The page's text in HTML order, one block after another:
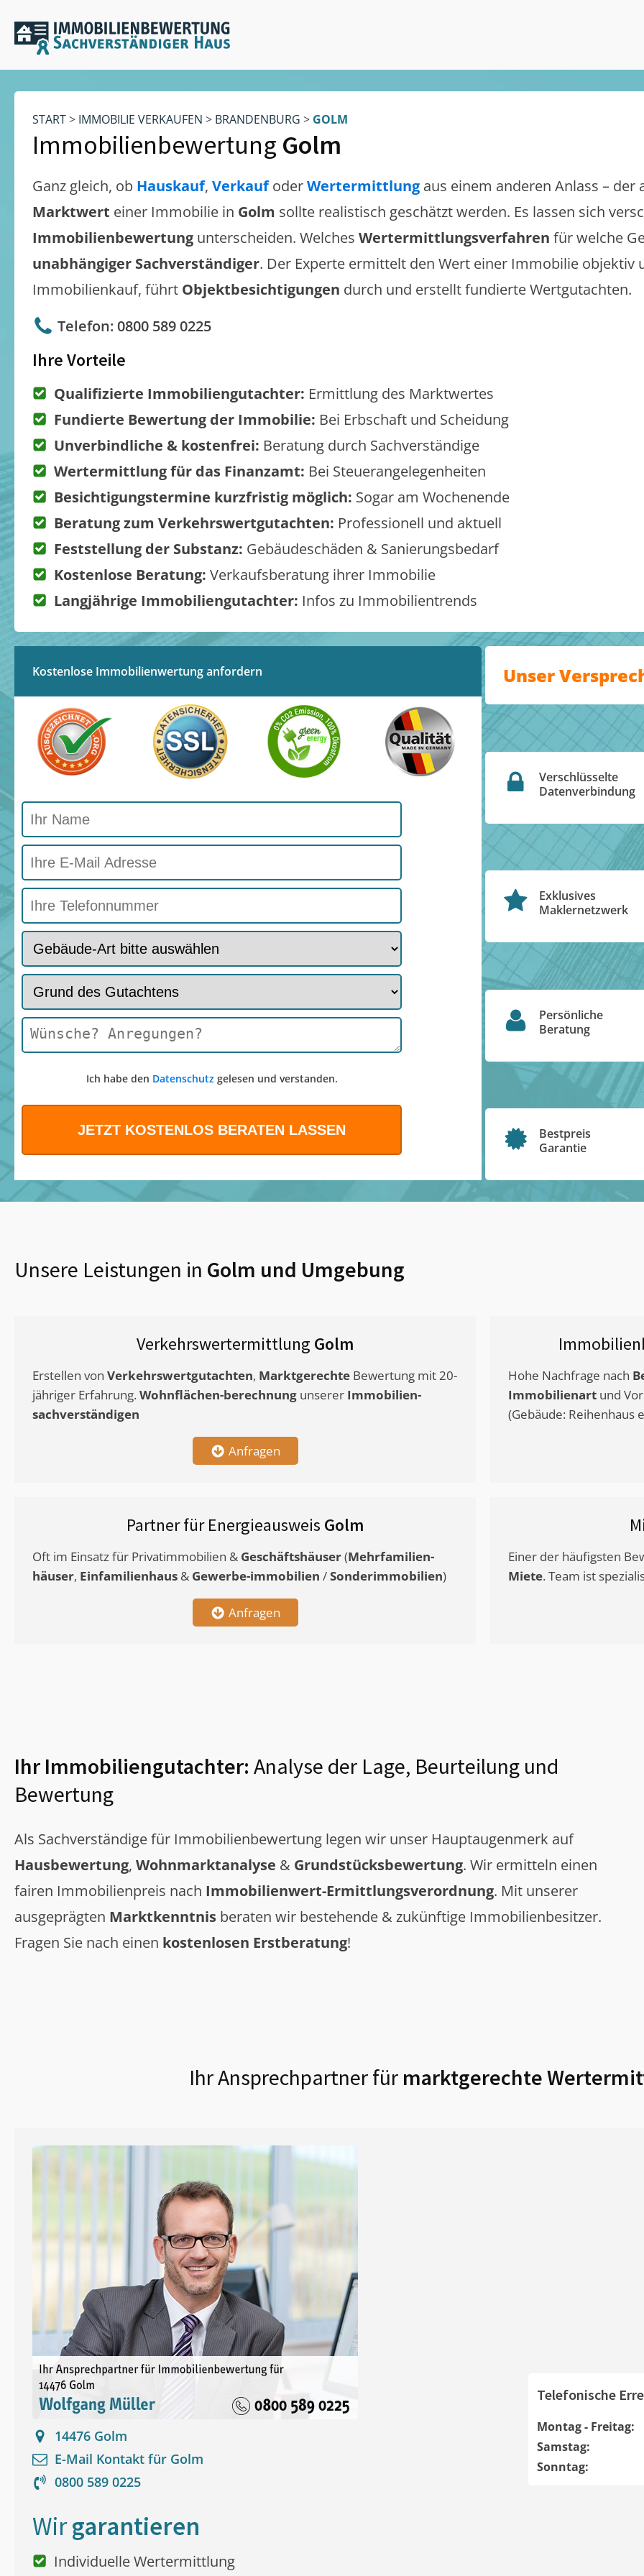
START> IMMOBILIE VERKAUFEN > BRANDENBURG > GOLM
Immobilienbewertung Golm
Ganz gleich, ob Hauskauf, VerkaufoderWertermittlung aus einem anderen Anlass – der
Marktwert einer Immobilie in Golm sollte realistisch geschätzt werden. Es lassen sich
Immobilienbewertung unterscheiden. Welches Wertermittlungsverfahren für welche
unabhängiger Sachverständiger. Der Experte ermittelt den Wert einer Immobilie objektiv
Immobilienkauf, führt Objektbesichtigungen durch und erstellt fundierte Wertgutachten.
Telefon: 0800 589 0225
Ihre Vorteile
Qualifizierte Immobiliengutachter: Ermittlung des Marktwertes
Fundierte Bewertung der Immobilie: Bei Erbschaft und Scheidung
Unverbindliche & kostenfrei: Beratung durch Sachverständige
Wertermittlung für das Finanzamt: Bei Steuerangelegenheiten
Besichtigungstermine kurzfristig möglich: Sogar am Wochenende
Beratung zum Verkehrswertgutachten: Professionell und aktuell
Feststellung der Substanz: Gebäudeschäden & Sanierungsbedarf
Kostenlose Beratung: Verkaufsberatung ihrer Immobilie
Langjährige Immobiliengutachter: Infos zu Immobilientrends
Kostenlose Immobilienwertung anfordern
Ich habe den Datenschutzgelesen und verstanden.
Unser
Verschlüsselte
Datenverbindung
Exklusives
Maklernetzwerk
Persönliche
Beratung
Bestpreis
Garantie
Unsere Leistungen in Golm und Umgebung
Verkehrswertermittlung Golm
Erstellen von Verkehrswertgutachten, Marktgerechte Bewertung mit 20-
jähriger Erfahrung. Wohnflächen-berechnung unserer Immobilien-
sachverständigen
Anfragen
Hohe Nachfrage nach
Immobilienart und
(Gebäude: Reihenhaus
Partner für Energieausweis Golm
Oft im Einsatz für Privatimmobilien & Geschäftshäuser(Mehrfamilien-
häuser, Einfamilienhaus & Gewerbe-immobilien /Sonderimmobilien)
Anfragen
Einer der häufigsten
Miete. Team ist
Ihr Immobiliengutachter: Analyse der Lage, Beurteilung und
Bewertung
Als Sachverständige für Immobilienbewertung legen wir unser Hauptaugenmerk auf
Hausbewertung, Wohnmarktanalyse & Grundstücksbewertung. Wir ermitteln einen
fairen Immobilienpreis nach Immobilienwert-Ermittlungsverordnung. Mit unserer
ausgeprägten Marktkenntnis beraten wir bestehende & zukünftige Immobilienbesitzer.
Fragen Sie nach einen kostenlosen Erstberatung!
Ihr Ansprechpartner für marktgerechte
14476 Golm
E-Mail Kontakt für Golm
0800 589 0225
Telefonische
Montag - Freitag:
Samstag:
Sonntag:
Wirgarantieren
Individuelle Wertermittlung